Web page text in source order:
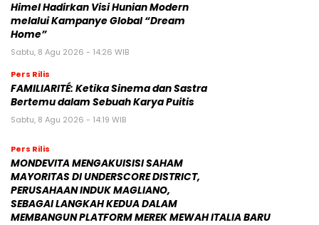
Himel Hadirkan Visi Hunian Modern
melalui Kampanye Global “Dream
Home”
Sabtu, 8 Agu 2026 - 14:26 WIB
Pers Rilis
FAMILIARITÉ: Ketika Sinema dan Sastra
Bertemu dalam Sebuah Karya Puitis
Sabtu, 8 Agu 2026 - 14:19 WIB
Pers Rilis
MONDEVITA MENGAKUISISI SAHAM
MAYORITAS DI UNDERSCORE DISTRICT,
PERUSAHAAN INDUK MAGLIANO,
SEBAGAI LANGKAH KEDUA DALAM
MEMBANGUN PLATFORM MEREK MEWAH ITALIA BARU